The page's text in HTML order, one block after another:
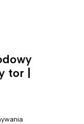
tor |